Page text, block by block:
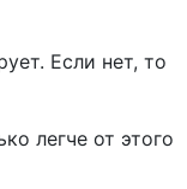
Если нет, то
легче от этого